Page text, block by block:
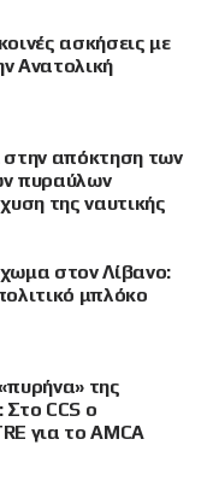
ασκήσεις με
Ανατολική
στην απόκτηση των
πυραύλων
της ναυτικής
στον Λίβανο:
μπλόκο
«πυρήνα» της
CCS ο
για το AMCA